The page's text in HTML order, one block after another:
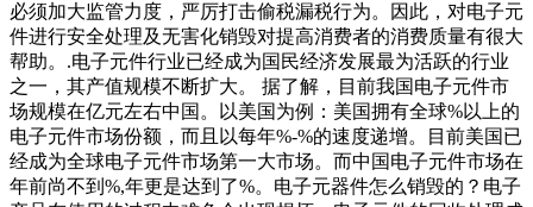
必须加大监管力度，严厉打击偷税漏税行为。因此，对电子元
件进行安全处理及无害化销毁对提高消费者的消费质量有很大
帮助。.电子元件行业已经成为国民经济发展最为活跃的行业
之一，其产值规模不断扩大。 据了解，目前我国电子元件市
场规模在亿元左右中国。以美国为例：美国拥有全球%以上的
电子元件市场份额，而且以每年%-%的速度递增。目前美国已
经成为全球电子元件市场第一大市场。而中国电子元件市场在
年前尚不到%,年更是达到了%。电子元器件怎么销毁的？电子